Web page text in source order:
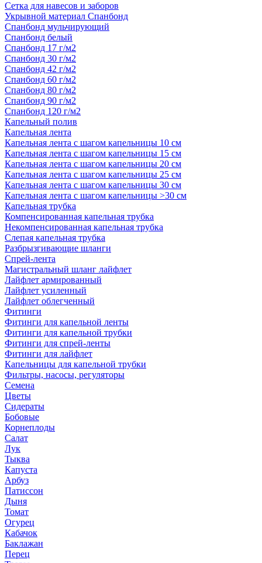
Сетка для навесов и заборов
Укрывной материал Спанбонд
Спанбонд мульчирующий
Спанбонд белый
Спанбонд 17 г/м2
Спанбонд 30 г/м2
Спанбонд 42 г/м2
Спанбонд 60 г/м2
Спанбонд 80 г/м2
Спанбонд 90 г/м2
Спанбонд 120 г/м2
Капельный полив
Капельная лента
Капельная лента с шагом капельницы 10 см
Капельная лента с шагом капельницы 15 см
Капельная лента с шагом капельницы 20 см
Капельная лента с шагом капельницы 25 см
Капельная лента с шагом капельницы 30 см
Капельная лента с шагом капельницы >30 см
Капельная трубка
Компенсированная капельная трубка
Некомпенсированная капельная трубка
Слепая капельная трубка
Разбрызгивающие шланги
Спрей-лента
Магистральный шланг лайфлет
Лайфлет армированный
Лайфлет усиленный
Лайфлет облегченный
Фитинги
Фитинги для капельной ленты
Фитинги для капельной трубки
Фитинги для спрей-ленты
Фитинги для лайфлет
Капельницы для капельной трубки
Фильтры, насосы, регуляторы
Семена
Цветы
Сидераты
Бобовые
Корнеплоды
Салат
Лук
Тыква
Капуста
Арбуз
Патиссон
Дыня
Томат
Огурец
Кабачок
Баклажан
Перец